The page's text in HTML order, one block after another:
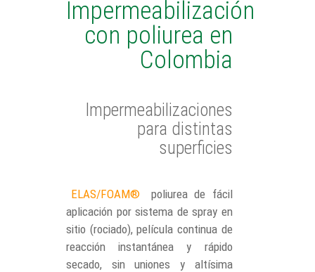
Impermeabilización
con poliurea en
Colombia
Impermeabilizaciones
para distintas
superficies
ELAS/FOAM®
poliurea de fácil
aplicación por sistema de spray en
sitio (rociado), película continua de
reacción instantánea y rápido
secado, sin uniones y altísima